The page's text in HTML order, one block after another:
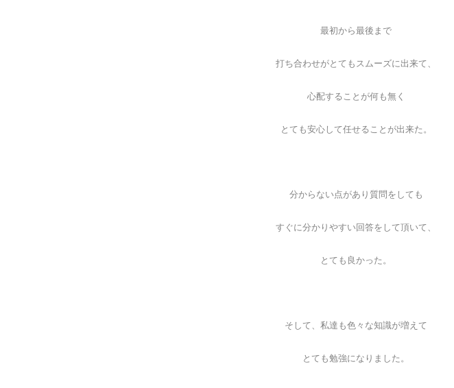
最初から最後まで
打ち合わせがとてもスムーズに出来て、
心配することが何も無く
とても安心して任せることが出来た。
分からない点があり質問をしても
すぐに分かりやすい回答をして頂いて、
とても良かった。
そして、私達も色々な知識が増えて
とても勉強になりました。